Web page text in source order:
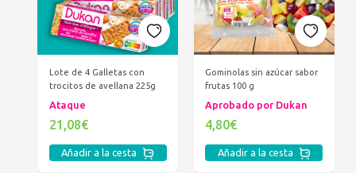
Lote de 4 Galletas con
trocitos de avellana 225g
Ataque
21,08€
Añadir a la cesta
Gominolas sin azúcar sabor
frutas 100 g
Aprobado por Dukan
4,80€
Añadir a la cesta